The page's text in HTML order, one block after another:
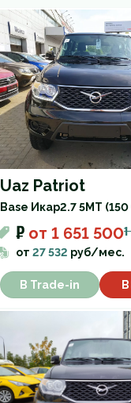
Uaz Patriot
Base Икар2.7 5МТ (150
₽ от 1 651 500
от 27 532 руб/мес.
В Trade-in